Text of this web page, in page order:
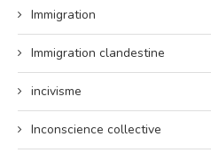
Immigration
Immigration clandestine
incivisme
Inconscience collective